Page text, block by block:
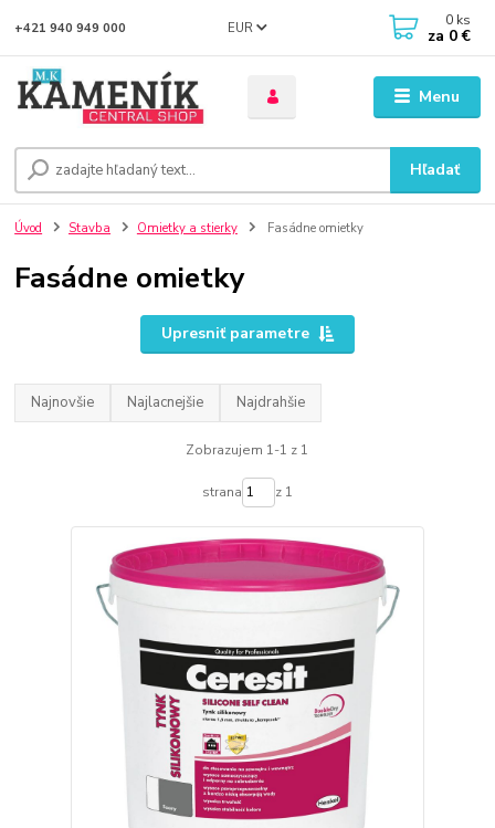
Menu
EUR
Hľadať
+421 940 949 000 0 ks
za 0 €
Úvod Stavba Omietky a stierky Fasádne omietky
Fasádne omietky
Upresniť parametre
Najnovšie Najlacnejšie Najdrahšie
Zobrazujem 1-1 z 1
strana z 1